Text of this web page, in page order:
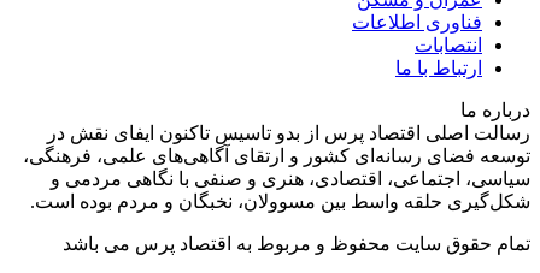
فناوری اطلاعات
انتصابات
ارتباط با ما
درباره ما
رسالت اصلی اقتصاد پرس از بدو تاسیس تاکنون ایفای نقش در
توسعه فضای رسانه‌ای کشور و ارتقای آگاهی‌های علمی، فرهنگی،
سیاسی، اجتماعی، اقتصادی، هنری و صنفی با نگاهی مردمی و
شکل‌گیری حلقه واسط بین مسوولان، نخبگان و مردم بوده است.
تمام حقوق سایت محفوظ و مربوط به اقتصاد پرس می باشد